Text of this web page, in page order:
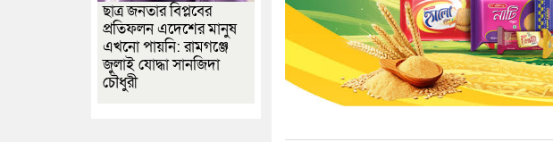
ছাত্র জনতার বিপ্লবের
প্রতিফলন এদেশের মানুষ
এখনো পায়নি: রামগঞ্জে
জুলাই যোদ্ধা সানজিদা
চৌধুরী